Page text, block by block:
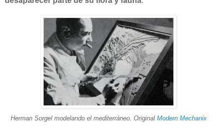
Herman Sorgel modelando el mediterráneo. Original Modern Mechanix